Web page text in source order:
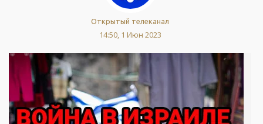
Открытый телеканал
14:50, 1 Июн 2023